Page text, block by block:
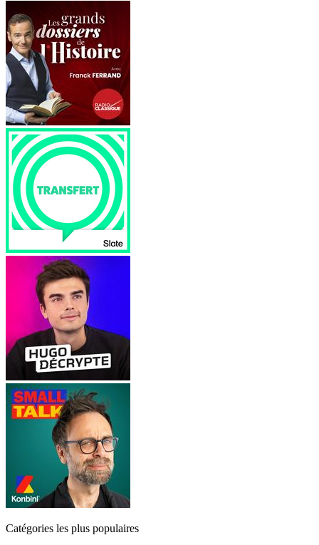
Catégories les plus populaires